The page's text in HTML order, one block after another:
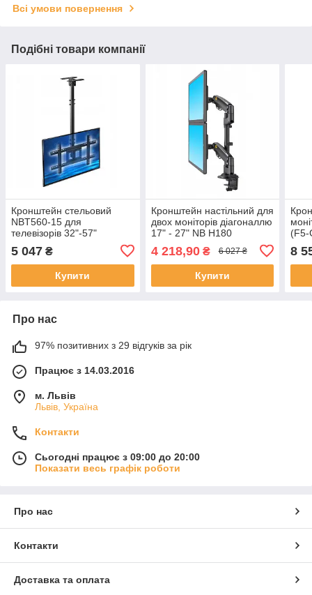
Всі умови повернення
Подібні товари компанії
Кронштейн стельовий
NBT560-15 для
телевізорів 32"-57"
5 047 ₴
Купити
Кронштейн настільний для
двох моніторів діагоналлю
17" - 27" NB H180
4 218,90₴ 6 027 ₴
Купити
(F5-
8
Про нас
97% позитивних з 29 відгуків за рік
Працює з 14.03.2016
м. Львів
Львів, Україна
Контакти
Сьогодні працює з 09:00 до 20:00
Показати весь графік роботи
Про нас
Контакти
Доставка та оплата